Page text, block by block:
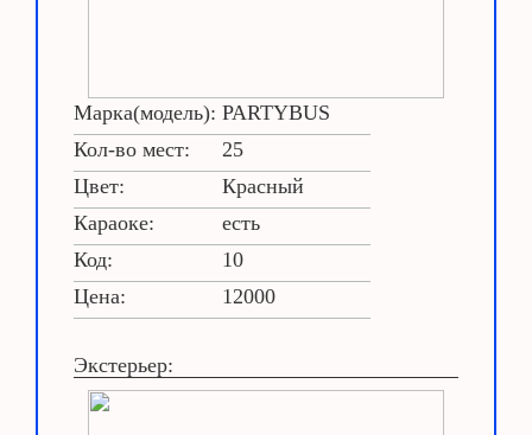
Марка(модель): PARTYBUS
Кол-во мест:
25
Цвет:
Красный
Караоке:
есть
Код:
10
Цена:
12000
Экстерьер: